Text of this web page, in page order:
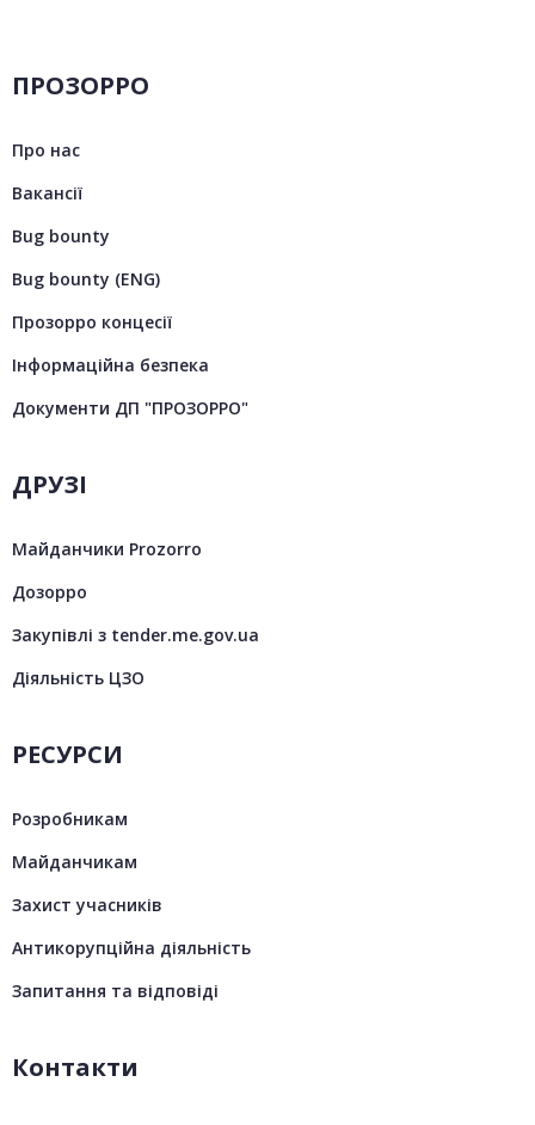
ПРОЗОРРО
Про нас
Вакансії
Bug bounty
Bug bounty (ENG)
Прозорро концесії
Інформаційна безпека
Документи ДП "ПРОЗОРРО"
ДРУЗІ
Майданчики Prozorro
Дозорро
Закупівлі з tender.me.gov.ua
Діяльність ЦЗО
РЕСУРСИ
Розробникам
Майданчикам
Захист учасників
Антикорупційна діяльність
Запитання та відповіді
Контакти